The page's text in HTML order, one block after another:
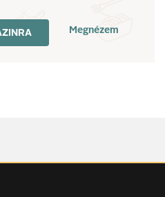
Megnézem